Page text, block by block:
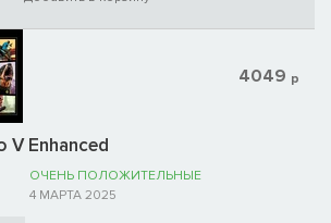
V Enhanced
ОЧЕНЬ ПОЛОЖИТЕЛЬНЫЕ
4 МАРТА 2025
4049 р